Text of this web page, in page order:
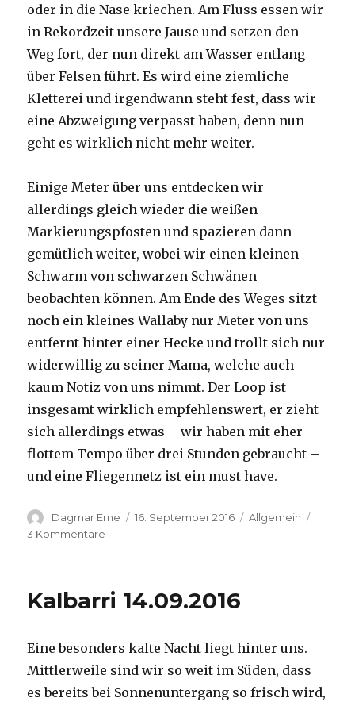
oder in die Nase kriechen. Am Fluss essen wir
in Rekordzeit unsere Jause und setzen den
Weg fort, der nun direkt am Wasser entlang
über Felsen führt. Es wird eine ziemliche
Kletterei und irgendwann steht fest, dass wir
eine Abzweigung verpasst haben, denn nun
geht es wirklich nicht mehr weiter.
Einige Meter über uns entdecken wir
allerdings gleich wieder die weißen
Markierungspfosten und spazieren dann
gemütlich weiter, wobei wir einen kleinen
Schwarm von schwarzen Schwänen
beobachten können. Am Ende des Weges sitzt
noch ein kleines Wallaby nur Meter von uns
entfernt hinter einer Hecke und trollt sich nur
widerwillig zu seiner Mama, welche auch
kaum Notiz von uns nimmt. Der Loop ist
insgesamt wirklich empfehlenswert, er zieht
sich allerdings etwas – wir haben mit eher
flottem Tempo über drei Stunden gebraucht –
und eine Fliegennetz ist ein must have.
Autor
Dagmar Erne
Veröffentlicht
16. September 2016 Kategorien
Allgemein
3 Kommentare
Kalbarri 14.09.2016
Eine besonders kalte Nacht liegt hinter uns.
Mittlerweile sind wir so weit im Süden, dass
es bereits bei Sonnenuntergang so frisch wird,